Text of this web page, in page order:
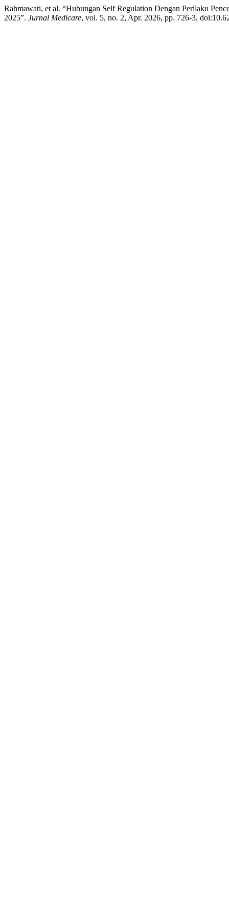
Rahmawati, et al. “Hubungan Self Regulation Dengan Perilaku
2025”. Jurnal Medicare, vol. 5, no. 2, Apr. 2026, pp. 726-3,